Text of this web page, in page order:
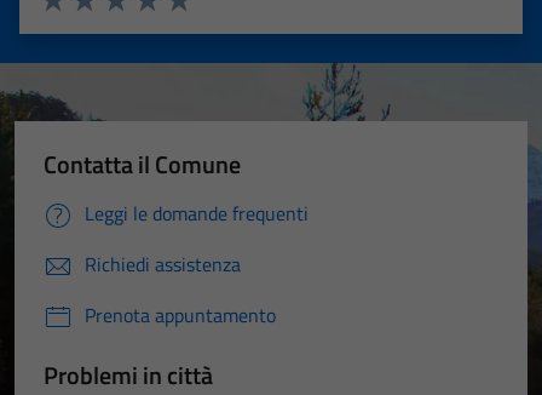
Valuta 5 stelle su 5
Valuta 4 stelle su 5
Valuta 3 stelle su 5
Valuta 2 stelle su 5
Valuta 1 stelle su 5
Contatta il Comune
Leggi le domande frequenti
Richiedi assistenza
Prenota appuntamento
Problemi in città